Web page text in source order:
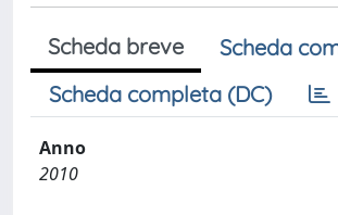
Scheda breve
Scheda
Scheda completa (DC)
Anno
2010